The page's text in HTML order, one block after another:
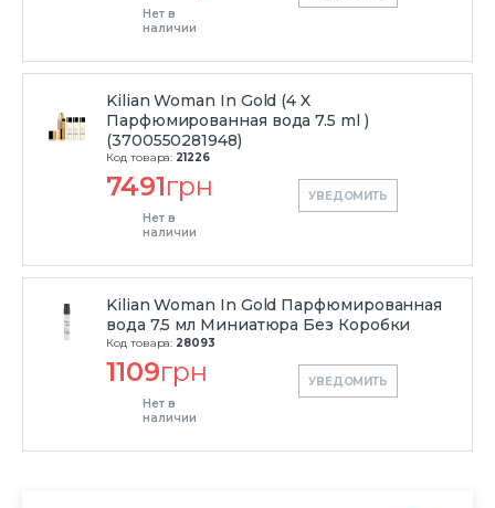
Нет в
наличии
Kilian Woman In Gold (4 X
Парфюмированная вода 7.5 ml )
(3700550281948)
Код товара: 21226
7491грн
Нет в
наличии
УВЕДОМИТЬ
Kilian Woman In Gold Парфюмированная
вода 7.5 мл Миниатюра Без Коробки
Код товара: 28093
1109грн
Нет в
наличии
УВЕДОМИТЬ